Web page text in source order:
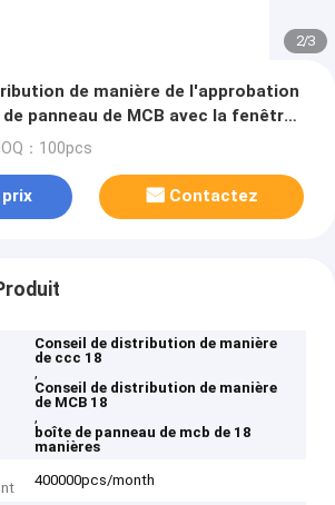
2/3
de manière de l'approbation
panneau de MCB avec la fenêtre
：100pcs
Contactez
Conseil de distribution de manière
de ccc 18
,
Conseil de distribution de manière
de MCB 18
,
boîte de panneau de mcb de 18
manières
400000pcs/month